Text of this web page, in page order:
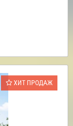
ХИТ ПРОДАЖ